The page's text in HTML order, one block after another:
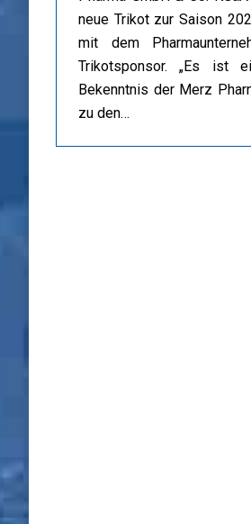
neue Trikot zur Saison
mit dem
Trikotsponsor. „Es ist
Bekenntnis der Merz
zu den…